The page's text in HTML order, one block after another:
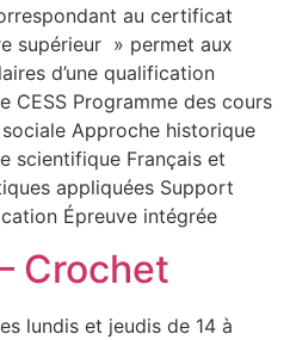
au certificat
supérieur » permet aux
d’une qualification
CESS Programme des cours
Approche historique
scientifique Français et
appliquées Support
Épreuve intégrée
Crochet
lundis et jeudis de 14 à